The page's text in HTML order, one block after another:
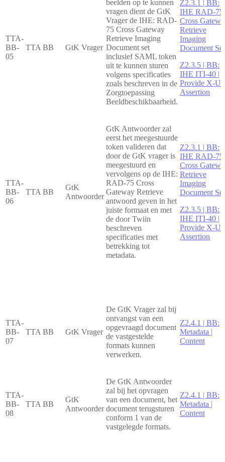
TTA-
BB-
05
TTA BB GtK Vrager
beelden op te kunnen
vragen dient de GtK
Vrager de IHE: RAD-
75 Cross Gateway
Retrieve Imaging
Document set
inclusief SAML token
uit te kunnen sturen
volgens specificaties
zoals beschreven in de
Zorgtoepassing
Beeldbeschikbaarheid.
Z2.3.1 | BB:
IHE RAD-75
Cross
Retrieve
Imaging
Document Set
Z2.3.5 | BB:
IHE ITI-40 |
Provide X-
Assertion
TTA-
BB-
06
TTA BB
GtK
Antwoorder
GtK Antwoorder zal
eerst het meegestuurde
token valideren dat
door de GtK vrager is
meegestuurd en
vervolgens op de IHE:
RAD-75 Cross
Gateway Retrieve
antwoord geven in het
juiste formaat en met
de door Twiin
beschreven
specificaties met
betrekking tot
metadata.
Z2.3.1 | BB:
IHE RAD-75
Cross
Retrieve
Imaging
Document Set
Z2.3.5 | BB:
IHE ITI-40 |
Provide X-
Assertion
TTA-
BB-
07
TTA BB GtK Vrager
De GtK Vrager zal bij
ontvangst van een
opgevraagd document
de vastgestelde
formats kunnen
verwerken.
Z2.4.1 | BB:
Metadata |
Content
TTA-
BB-
08
TTA BB
GtK
Antwoorder
De GtK Antwoorder
zal bij het opvragen
van een document, het
document terugsturen
conform 1 van de
vastgelegde formats.
Z2.4.1 | BB:
Metadata |
Content